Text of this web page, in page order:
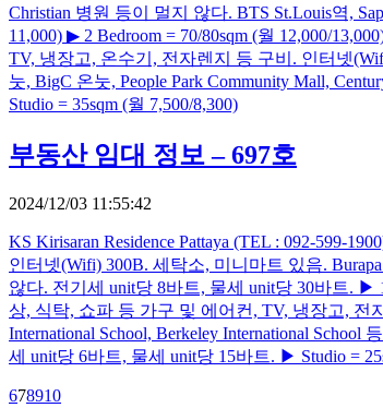
Christian 병원 등이 멀지 않다. BTS St.Louis역,
11,000) ▶ 2 Bedroom = 70/80sqm (월 12,000/
TV, 냉장고, 온수기, 전자렌지 등 구비. 인터넷
눗, BigC 온눗, People Park Community Mall,
Studio = 35sqm (월 7,500/8,300)
부동산 임대 정보 – 697호
2024/12/03 11:55:42
KS Kirisaran Residence Pattaya (TEL : 092-599-
인터넷(Wifi) 300B. 세탁소, 미니마트 있음. Burapa
않다. 전기세 unit당 8바트, 물세 unit당 30바트. ▶
상, 식탁, 쇼파 등 가구 및 에어컨, TV, 냉장고, 전
International School, Berkeley International
세 unit당 6바트, 물세 unit당 15바트. ▶ Studio =
678910